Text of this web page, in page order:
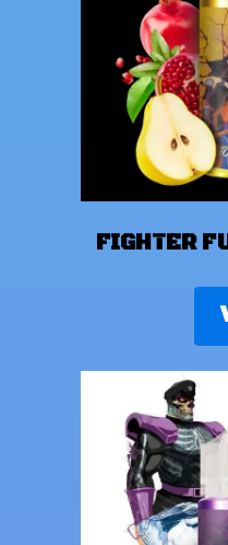
FIGHTER